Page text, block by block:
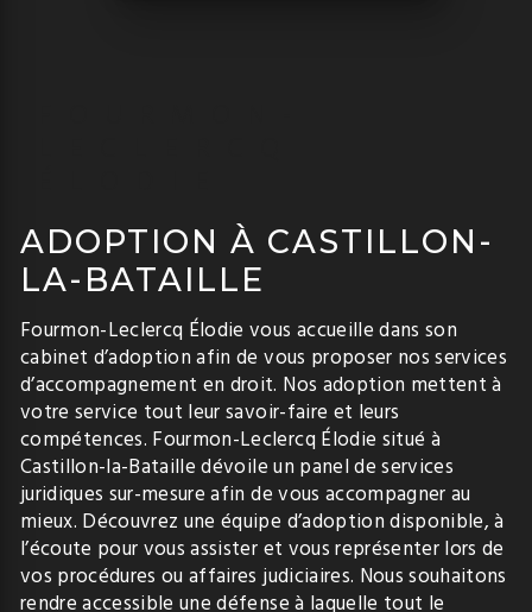
ADOPTION À CASTILLON-
LA-BATAILLE
Fourmon-Leclercq Élodie vous accueille dans son
cabinet d’adoption afin de vous proposer nos services
d’accompagnement en droit. Nos adoption mettent à
votre service tout leur savoir-faire et leurs
compétences. Fourmon-Leclercq Élodie situé à
Castillon-la-Bataille dévoile un panel de services
juridiques sur-mesure afin de vous accompagner au
mieux. Découvrez une équipe d’adoption disponible, à
l’écoute pour vous assister et vous représenter lors de
vos procédures ou affaires judiciaires. Nous souhaitons
rendre accessible une défense à laquelle tout le